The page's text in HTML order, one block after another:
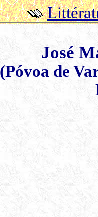
José
(Póvoa de